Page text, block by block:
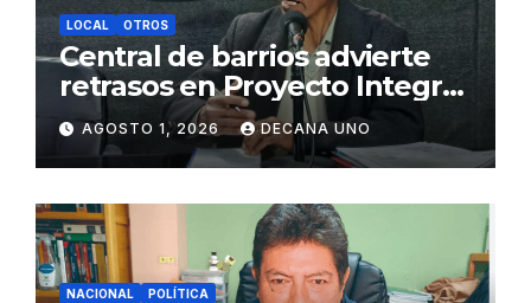
LOCAL OTROS
Central de barrios advierte
retrasos en Proyecto Integral
de Agua y Alcantarillado para
Juliaca
AGOSTO 1, 2026 DECANA UNO
NACIONAL POLÍTICA